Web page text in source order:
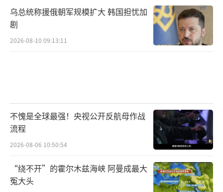
乌总统称援俄朝军规模扩大 韩国担忧加
剧
2026-08-10 09:13:11
不愧是全球最强！央视公开反航母作战
流程
2026-08-06 10:50:54
“绕不开”的霍尔木兹海峡 阿曼成最大
冤大头